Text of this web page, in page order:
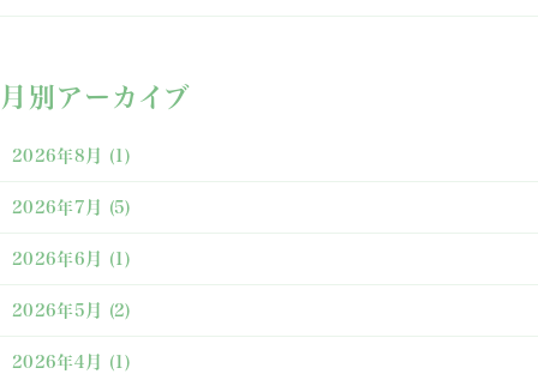
月別アーカイブ
2026年8月 (1)
2026年7月 (5)
2026年6月 (1)
2026年5月 (2)
2026年4月 (1)